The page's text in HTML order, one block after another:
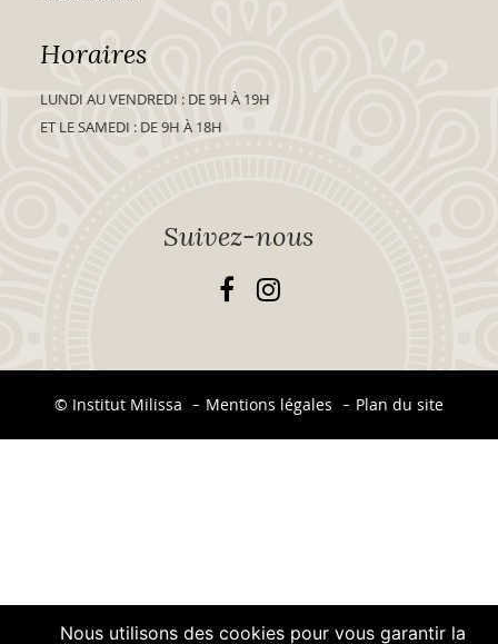
Horaires
LUNDI AU VENDREDI : DE 9H À 19H
ET LE SAMEDI : DE 9H À 18H
Suivez-nous
© Institut Milissa - Mentions légales - Plan du site
Nous utilisons des cookies pour vous garantir la